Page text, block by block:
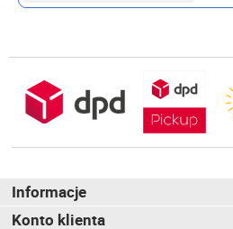
Informacje
Konto klienta